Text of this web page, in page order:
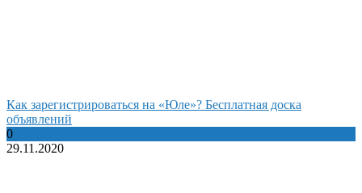
Как зарегистрироваться на «Юле»? Бесплатная доска
объявлений
0
29.11.2020